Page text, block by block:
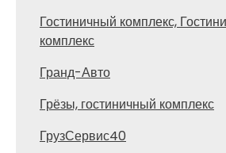
Гостиничный комплекс,
комплекс
Гранд-Авто
Грёзы, гостиничный комплекс
ГрузСервис40